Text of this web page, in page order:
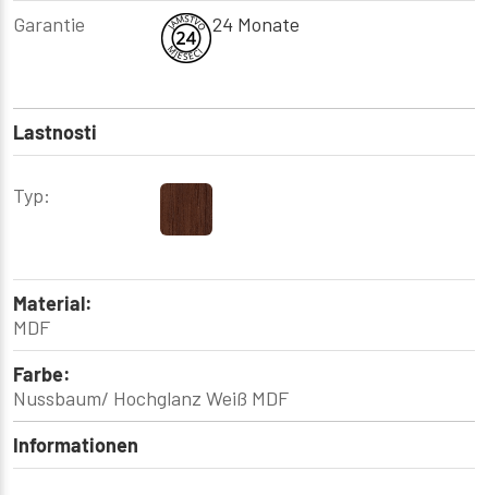
Garantie 24 Monate
Lastnosti
Typ:
Material:
MDF
Farbe:
Nussbaum/ Hochglanz Weiß MDF
Informationen